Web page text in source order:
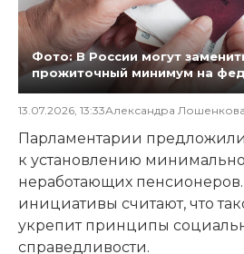
Фото: В России могут
прожиточный минимум на
13.07.2026, 13:33Александра Лошенкова
Парламентарии
к установлению
неработающих
инициативы считают, что
укрепит принципы
справедливости.